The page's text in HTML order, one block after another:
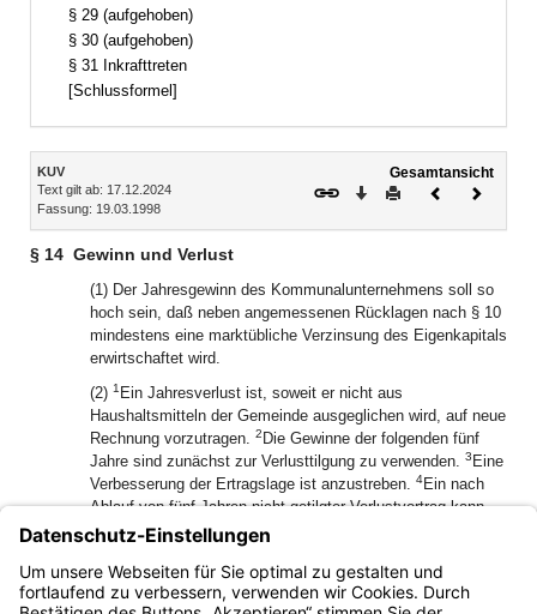
§ 29 (aufgehoben)
§ 30 (aufgehoben)
§ 31 Inkrafttreten
[Schlussformel]
Inhalt
KUV
Text gilt ab: 17.12.2024
Fassung: 19.03.1998
Gesamtansicht
Download
DruckenVorheriges
§ 14 Gewinn und Verlust
(1) Der Jahresgewinn des Kommunalunternehmens soll so
hoch sein, daß neben angemessenen Rücklagen nach § 10
mindestens eine marktübliche Verzinsung des Eigenkapitals
erwirtschaftet wird.
(2) 1 Ein Jahresverlust ist, soweit er nicht aus
Haushaltsmitteln der Gemeinde ausgeglichen wird, auf neue
Rechnung vorzutragen. 2 Die Gewinne der folgenden fünf
Jahre sind zunächst zur Verlusttilgung zu verwenden. 3 Eine
Verbesserung der Ertragslage ist anzustreben. 4Ein nach
Ablauf von fünf Jahren nicht getilgter Verlustvortrag kann
durch Abbuchung von den Rücklagen ausgeglichen werden,
wenn das die Eigenkapitalausstattung zuläßt; ist das nicht
möglich, so ist der Verlust aus Haushaltsmitteln der
Gemeinde auszugleichen.